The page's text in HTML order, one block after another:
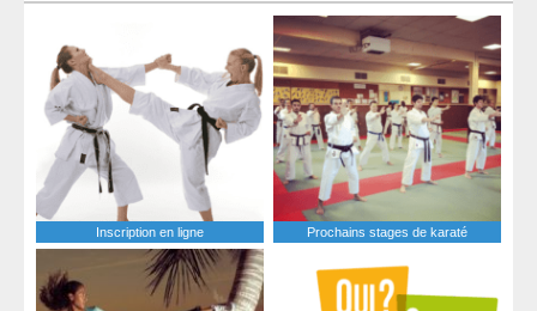
Inscription en ligne Prochains stages de karaté